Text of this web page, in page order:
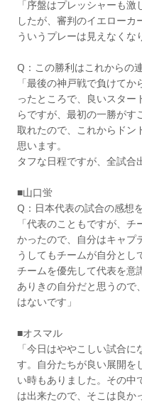
「序盤はプレッシャーも
したが、審判のイエロー
ういうプレーは見えなくな
Q：この勝利はこれからの
「最後の神戸戦で負けて
ったところで、良いスタ
らですが、最初の一勝がす
取れたので、これからドン
思います。
タフな日程ですが、全試合
■山口蛍
Q：日本代表の試合の感想
「代表のこともですが、
かったので、自分はキャプ
うしてもチームが自分とし
チームを優先して代表を意
ありきの自分だと思うので
はないです」
■オスマル
「今日はややこしい試合
す。自分たちが良い展開を
い時もありました。その中
は出来たので、そこは良か